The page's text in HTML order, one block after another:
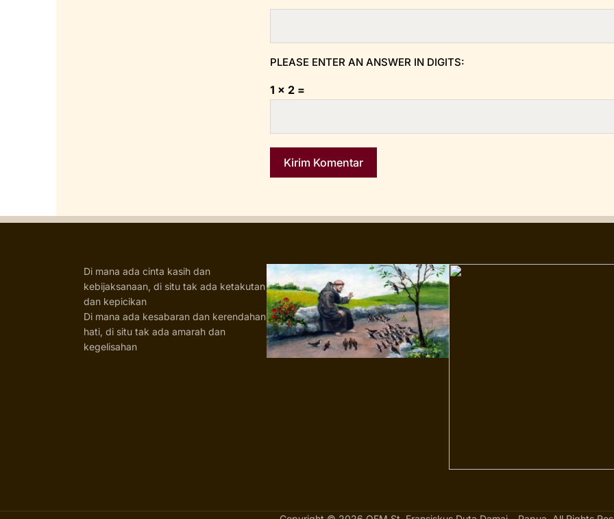
PLEASE ENTER AN ANSWER IN DIGITS:
1 × 2 =
Di mana ada cinta kasih dan
kebijaksanaan, di situ tak ada ketakutan
dan kepicikan
Di mana ada kesabaran dan kerendahan
hati, di situ tak ada amarah dan
kegelisahan